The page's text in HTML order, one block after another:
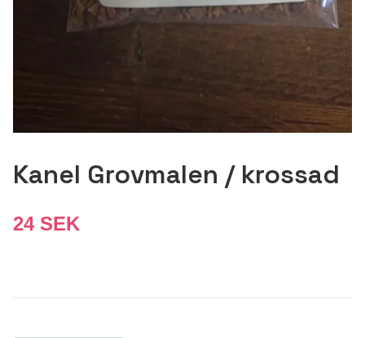
Kanel Grovmalen / krossad
24 SEK